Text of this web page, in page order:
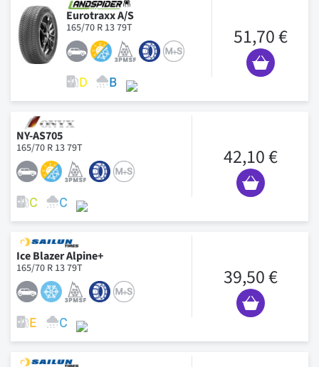
Eurotraxx A/S
165/70 R 13 79T 51,70 €
NY-AS705
165/70 R 13 79T 42,10 €
Ice Blazer Alpine+
165/70 R 13 79T 39,50 €